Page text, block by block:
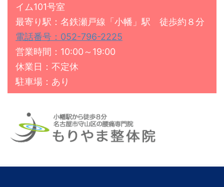
イム101号室
最寄り駅：名鉄瀬戸線「小幡」駅 徒歩約８分
電話番号：052-796-2225
営業時間：10:00～19:00
休業日：不定休
駐車場：あり